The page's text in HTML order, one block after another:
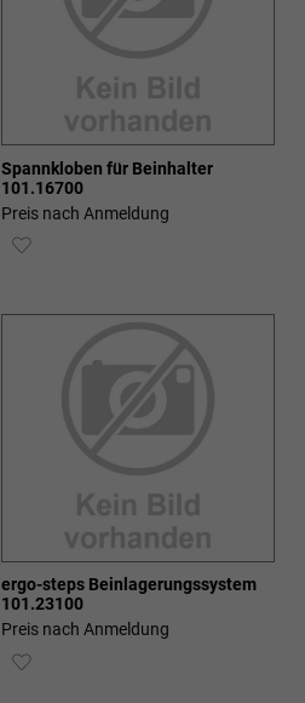
Spannkloben für Beinhalter
101.16700
Preis nach Anmeldung
HINZUFÜGEN
ergo-steps Beinlagerungssystem
101.23100
Preis nach Anmeldung